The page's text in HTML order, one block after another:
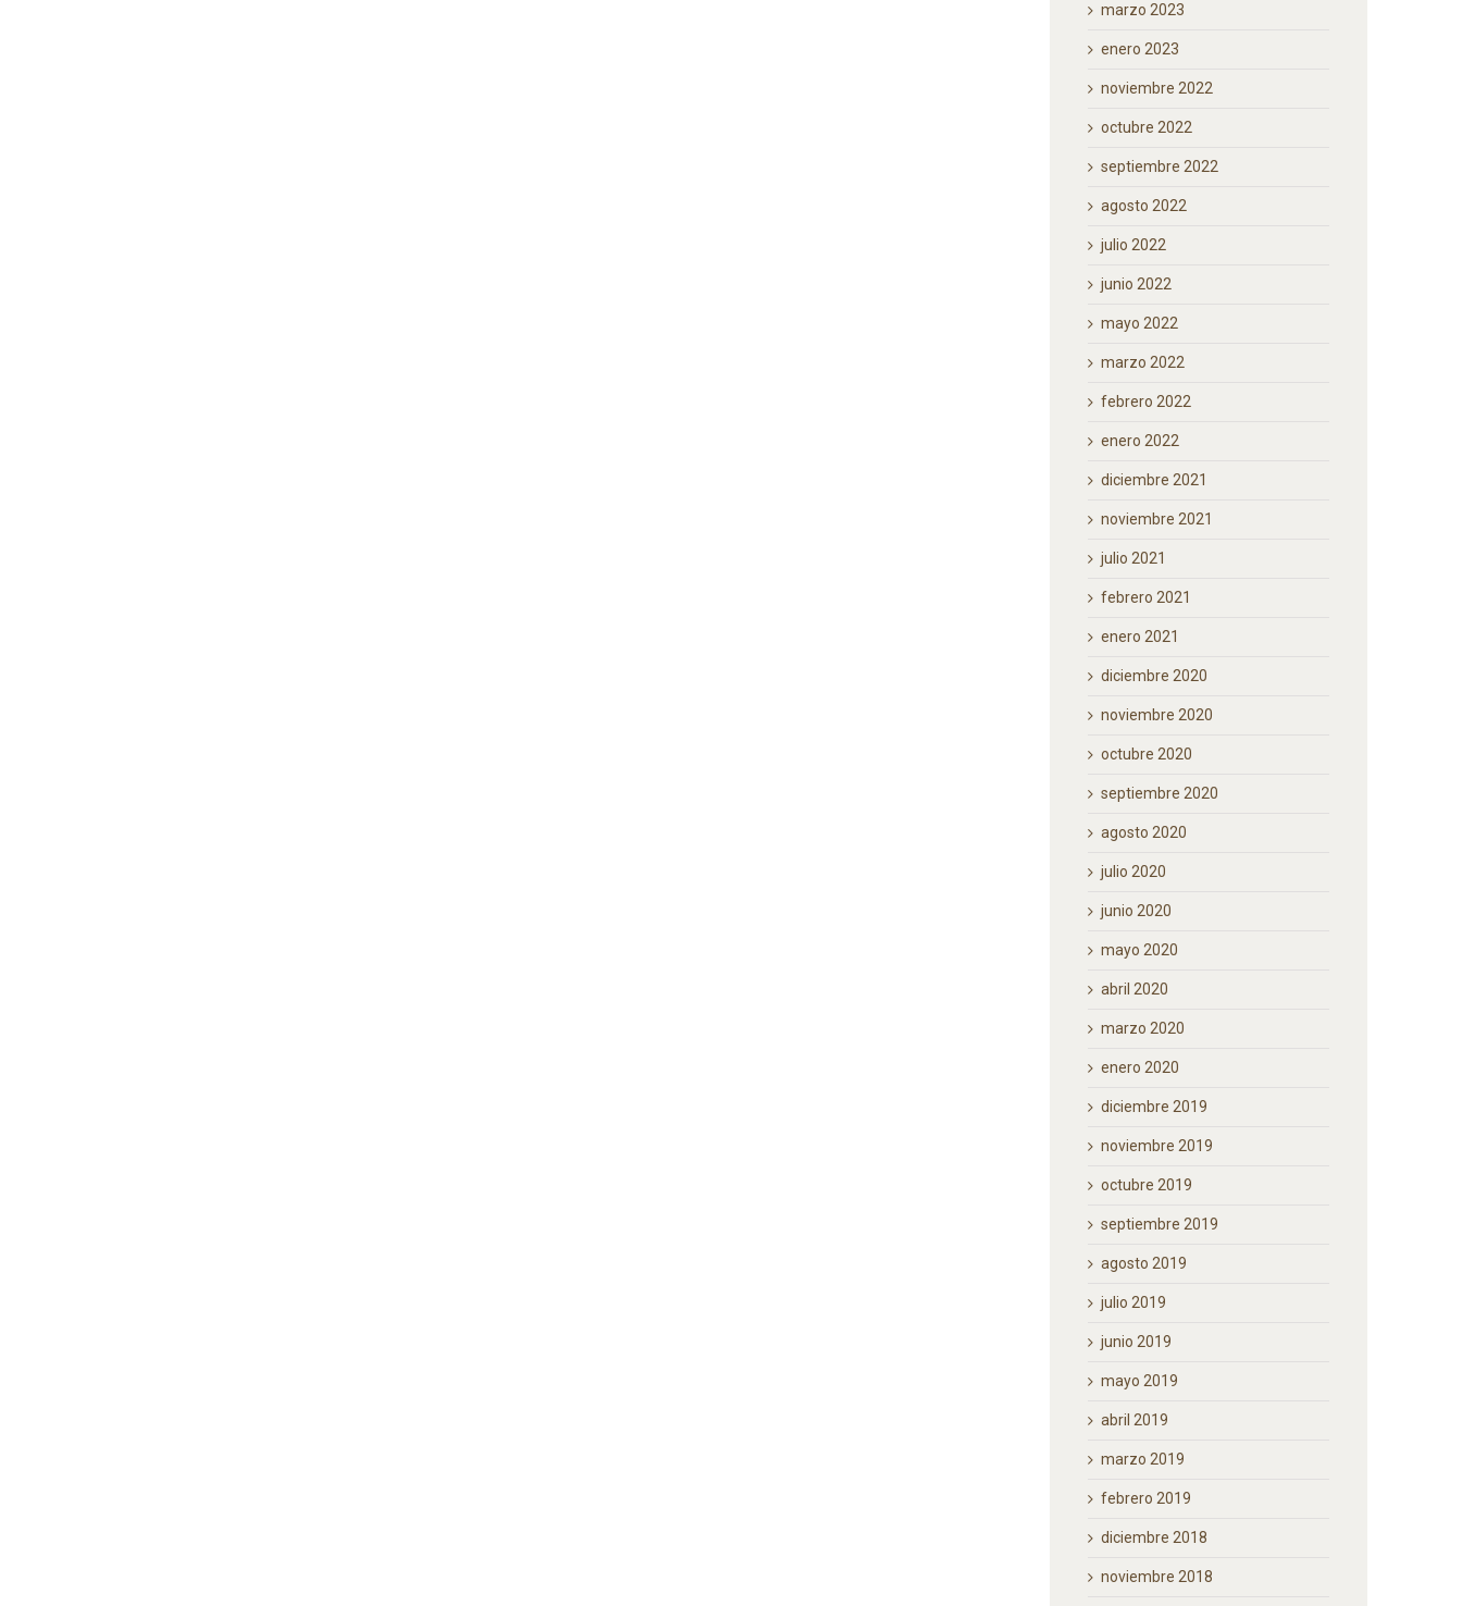
marzo 2023
enero 2023
noviembre 2022
octubre 2022
septiembre 2022
agosto 2022
julio 2022
junio 2022
mayo 2022
marzo 2022
febrero 2022
enero 2022
diciembre 2021
noviembre 2021
julio 2021
febrero 2021
enero 2021
diciembre 2020
noviembre 2020
octubre 2020
septiembre 2020
agosto 2020
julio 2020
junio 2020
mayo 2020
abril 2020
marzo 2020
enero 2020
diciembre 2019
noviembre 2019
octubre 2019
septiembre 2019
agosto 2019
julio 2019
junio 2019
mayo 2019
abril 2019
marzo 2019
febrero 2019
diciembre 2018
noviembre 2018